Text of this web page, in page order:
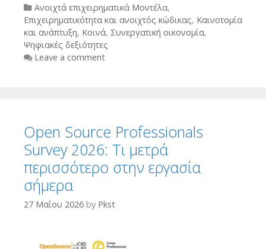
Categories
Ανοιχτά επιχειρηματικά Μοντέλα,
Επιχειρηματικότητα και ανοιχτός κώδικας, Καινοτομία
και ανάπτυξη, Κοινά, Συνεργατική οικονομία,
Ψηφιακές δεξιότητες
Leave a comment
Open Source Professionals
Survey 2026: Τι μετρά
περισσότερο στην εργασία
σήμερα
27 Μαΐου 2026 by Pkst